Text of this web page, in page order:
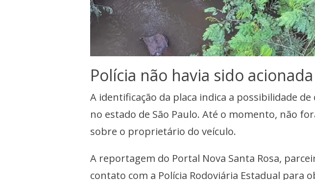
Polícia não havia sido acionada
A identificação da placa indica a possibilidade
no estado de São Paulo. Até o momento, não
sobre o proprietário do veículo.
A reportagem do Portal Nova Santa Rosa,
contato com a Polícia Rodoviária Estadual para